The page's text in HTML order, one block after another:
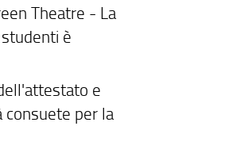
Theatre - La
è
e
consuete per la